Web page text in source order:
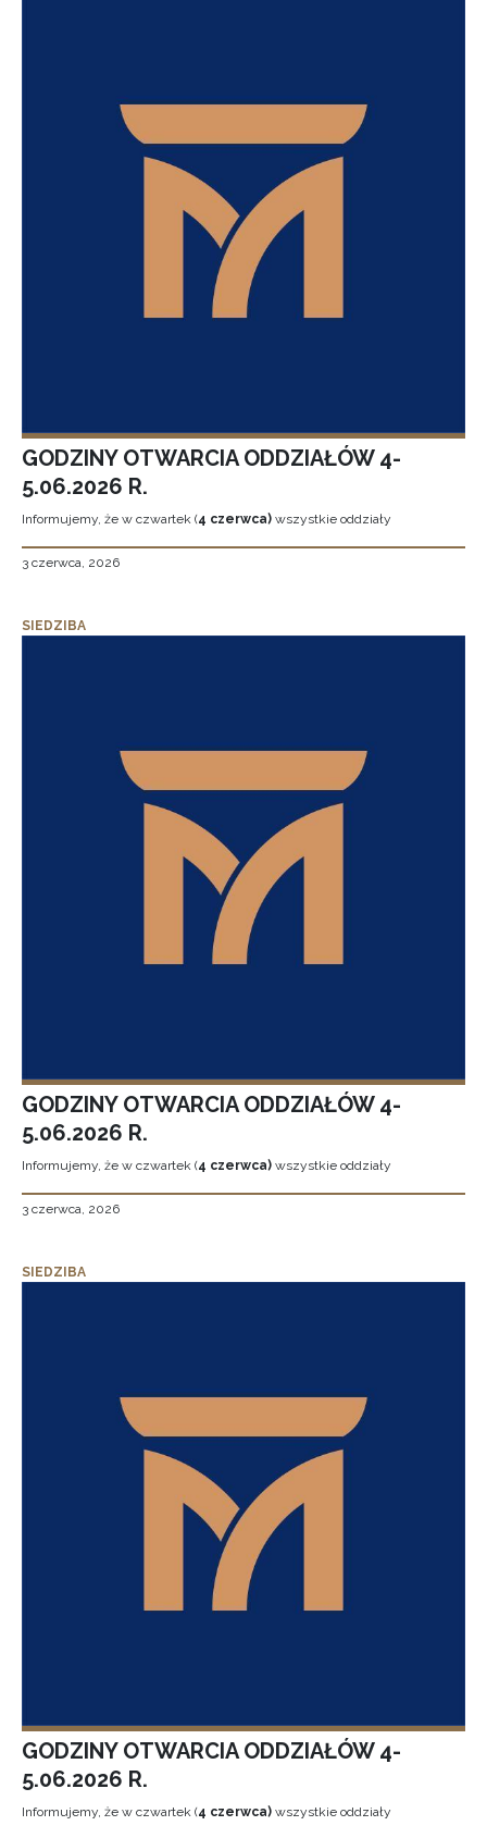
GODZINY OTWARCIA ODDZIAŁÓW 4-
5.06.2026 R.
Informujemy, że w czwartek (4 czerwca) wszystkie oddziały
3 czerwca, 2026
SIEDZIBA
GODZINY OTWARCIA ODDZIAŁÓW 4-
5.06.2026 R.
Informujemy, że w czwartek (4 czerwca) wszystkie oddziały
3 czerwca, 2026
SIEDZIBA
GODZINY OTWARCIA ODDZIAŁÓW 4-
5.06.2026 R.
Informujemy, że w czwartek (4 czerwca) wszystkie oddziały